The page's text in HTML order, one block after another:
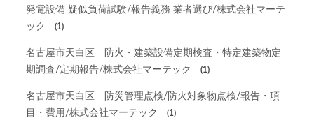
発電設備 疑似負荷試験/報告義務 業者選び/株式会社マーテ
ック
(1)
名古屋市天白区 防火・建築設備定期検査・特定建築物定
期調査/定期報告/株式会社マーテック
(1)
名古屋市天白区 防災管理点検/防火対象物点検/報告・項
目・費用/株式会社マーテック
(1)